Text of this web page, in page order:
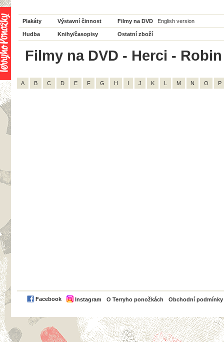
Plakáty Výstavní činnost Filmy na DVD English version
Hudba Knihy/časopisy Ostatní zboží
Filmy na DVD - Herci -
A B C D E F G H I J K L M N O P
Facebook Instagram O Terryho ponožkách Obchodní podmínky
PayPal